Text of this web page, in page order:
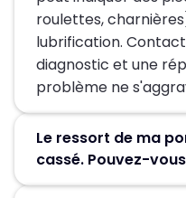
roulettes,
lubrification.
diagnostic et une
problème ne
Le ressort de ma
cassé. Pouvez-